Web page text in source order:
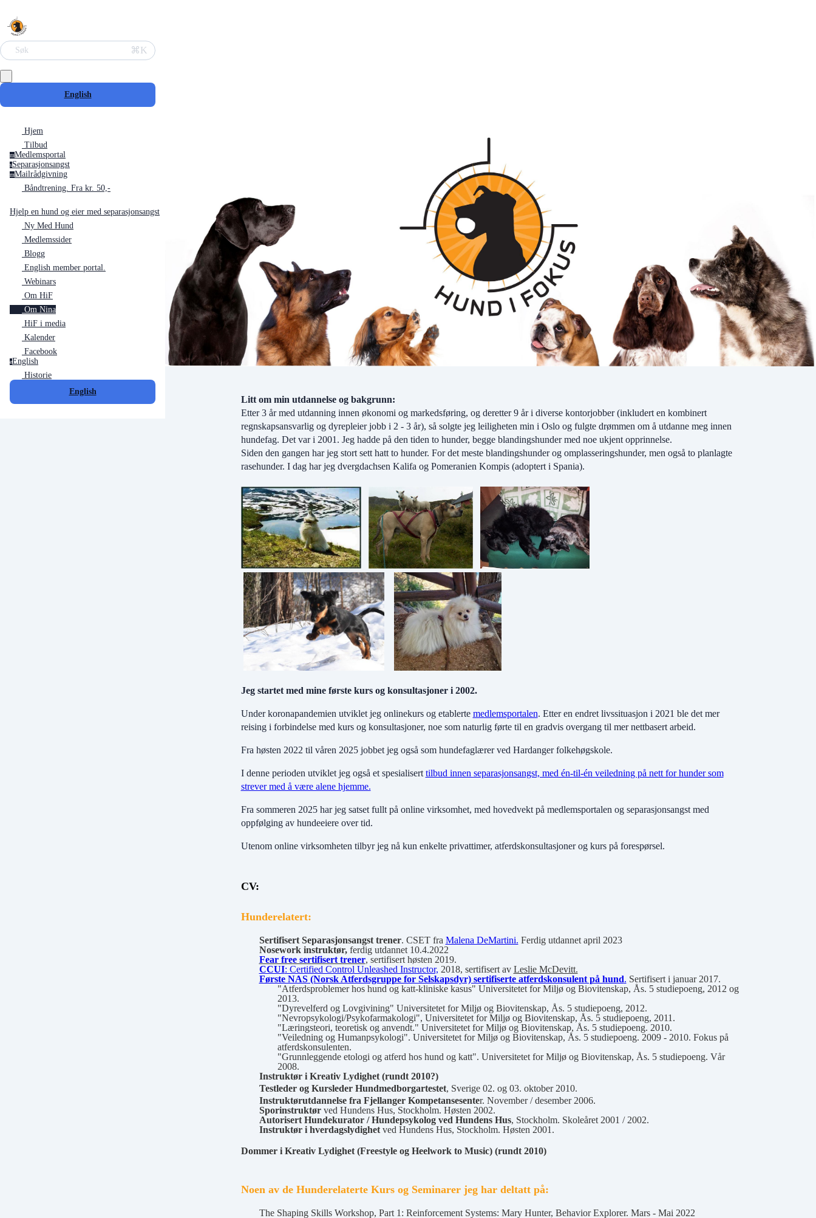
Søk ⌘K
English
Hjem
Tilbud
mMedlemsportal
sSeparasjonsangst
mMailrådgivning
Båndtrening. Fra kr. 50,-
Hjelp en hund og eier med separasjonsangst
Ny Med Hund
Medlemssider
Blogg
English member portal.
Webinars
Om HiF
Om Nina
HiF i media
Kalender
Facebook
eEnglish
Historie
English
Litt om min utdannelse og bakgrunn:
Etter 3 år med utdanning innen økonomi og markedsføring, og deretter 9 år i diverse kontorjobber (inkludert en kombinert
regnskapsansvarlig og dyrepleier jobb i 2 - 3 år), så solgte jeg leiligheten min i Oslo og fulgte drømmen om å utdanne meg innen
hundefag. Det var i 2001. Jeg hadde på den tiden to hunder, begge blandingshunder med noe ukjent opprinnelse.
Siden den gangen har jeg stort sett hatt to hunder. For det meste blandingshunder og omplasseringshunder, men også to planlagte
rasehunder. I dag har jeg dvergdachsen Kalifa og Pomeranien Kompis (adoptert i Spania).
Jeg startet med mine første kurs og konsultasjoner i 2002.
Under koronapandemien utviklet jeg onlinekurs og etablerte medlemsportalen. Etter en endret livssituasjon i 2021 ble det mer
reising i forbindelse med kurs og konsultasjoner, noe som naturlig førte til en gradvis overgang til mer nettbasert arbeid.
Fra høsten 2022 til våren 2025 jobbet jeg også som hundefaglærer ved Hardanger folkehøgskole.
I denne perioden utviklet jeg også et spesialisert tilbud innen separasjonsangst, med én-til-én veiledning på nett for hunder som
strever med å være alene hjemme.
Fra sommeren 2025 har jeg satset fullt på online virksomhet, med hovedvekt på medlemsportalen og separasjonsangst med
oppfølging av hundeeiere over tid.
Utenom online virksomheten tilbyr jeg nå kun enkelte privattimer, atferdskonsultasjoner og kurs på forespørsel.
CV:
Hunderelatert:
Sertifisert Separasjonsangst trener. CSET fra Malena DeMartini. Ferdig utdannet april 2023
Nosework instruktør, ferdig utdannet 10.4.2022
Fear free sertifisert trener, sertifisert høsten 2019.
CCUI: Certified Control Unleashed Instructor, 2018, sertifisert av Leslie McDevitt.
Første NAS (Norsk Atferdsgruppe for Selskapsdyr) sertifiserte atferdskonsulent på hund. Sertifisert i januar 2017.
"Atferdsproblemer hos hund og katt-kliniske kasus" Universitetet for Miljø og Biovitenskap, Ås. 5 studiepoeng, 2012 og
2013.
"Dyrevelferd og Lovgivining" Universitetet for Miljø og Biovitenskap, Ås. 5 studiepoeng, 2012.
"Nevropsykologi/Psykofarmakologi", Universitetet for Miljø og Biovitenskap, Ås. 5 studiepoeng, 2011.
"Læringsteori, teoretisk og anvendt." Universitetet for Miljø og Biovitenskap, Ås. 5 studiepoeng. 2010.
"Veiledning og Humanpsykologi". Universitetet for Miljø og Biovitenskap, Ås. 5 studiepoeng. 2009 - 2010. Fokus på
atferdskonsulenten.
"Grunnleggende etologi og atferd hos hund og katt". Universitetet for Miljø og Biovitenskap, Ås. 5 studiepoeng. Vår
2008.
Instruktør i Kreativ Lydighet (rundt 2010?)
Testleder og Kursleder Hundmedborgartestet, Sverige 02. og 03. oktober 2010.
Instruktørutdannelse fra Fjellanger Kompetansesenter. November / desember 2006.
Sporinstruktørved Hundens Hus, Stockholm. Høsten 2002.
Autorisert Hundekurator / Hundepsykolog ved Hundens Hus, Stockholm. Skoleåret 2001 / 2002.
Instruktør i hverdagslydighetved Hundens Hus, Stockholm. Høsten 2001.
Dommer i Kreativ Lydighet (Freestyle og Heelwork to Music) (rundt 2010)
Noen av de Hunderelaterte Kurs og Seminarer jeg har deltatt på:
The Shaping Skills Workshop, Part 1: Reinforcement Systems: Mary Hunter, Behavior Explorer. Mars - Mai 2022